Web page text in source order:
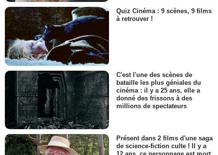
Quiz Cinéma : 9 scènes, 9 films
à retrouver !
C'est l'une des scènes de
bataille les plus géniales du
cinéma : il y a 25 ans, elle a
donné des frissons à des
millions de spectateurs
Présent dans 2 films d'une saga
de science-fiction culte ! Il y a